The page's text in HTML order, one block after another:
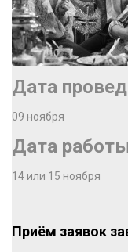
Дата
09 ноября
Дата
14 или 15 ноября
Приём заявок